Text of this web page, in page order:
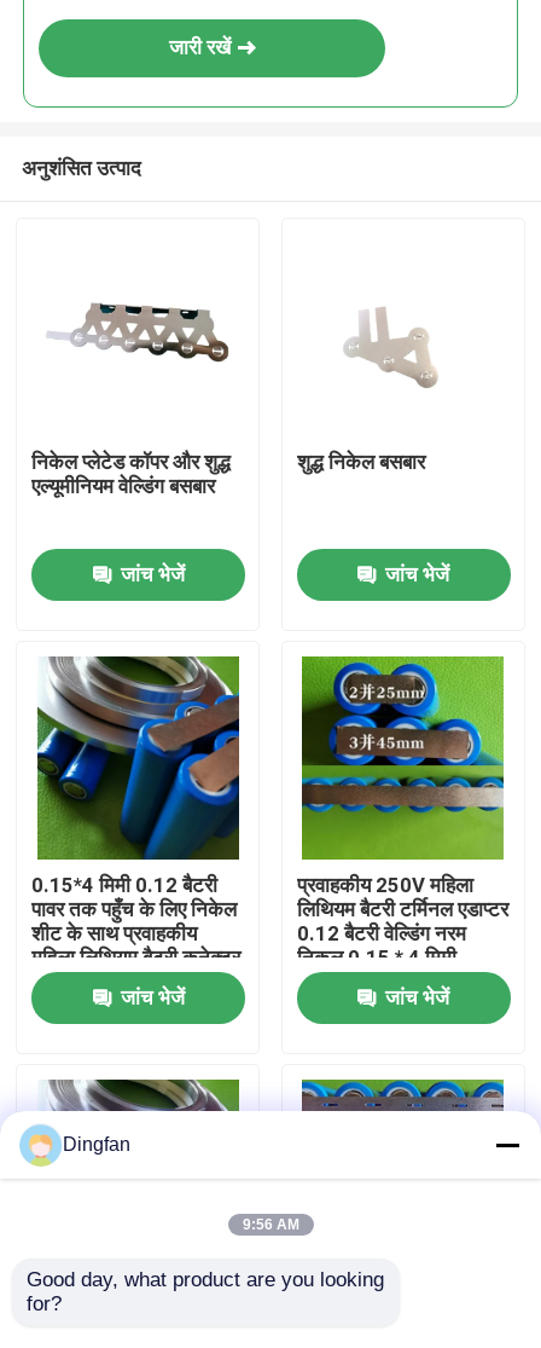
उत्पादों
हमारे बारे में
कारखाना भ्रमण
गुणवत्ता नियंत्रण
संपर्क करें
समाचार
एक उद्धरण की विनती करे
जारी रखें
अनुशंसित उत्पाद
निकेल प्लेटेड कॉपर और शुद्ध
एल्यूमीनियम वेल्डिंग बसबार
जांच भेजें
शुद्ध निकेल बसबार
जांच भेजें
0.15*4 मिमी 0.12 बैटरी
पावर तक पहुँच के लिए निकेल
शीट के साथ प्रवाहकीय
महिला लिथियम बैटरी कनेक्टर
जांच भेजें
प्रवाहकीय 250V महिला
लिथियम बैटरी टर्मिनल एडाप्टर
0.12 बैटरी वेल्डिंग नरम
निकल 0.15 * 4 मिमी
जांच भेजें
0.15*4 मिमी महिला स्वर्ण
Dingfan
9:56 AM
Good day, what product are you looking
for?